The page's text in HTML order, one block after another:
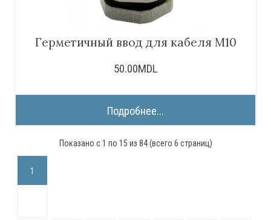
Герметичный ввод для кабеля М10
50.00MDL
Подробнее...
Показано с 1 по 15 из 84 (всего 6 страниц)
1